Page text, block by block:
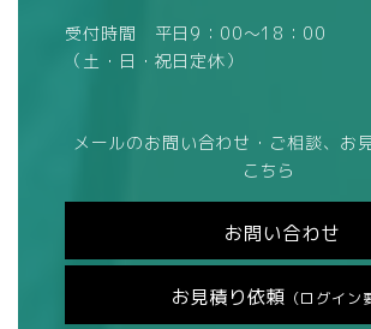
受付時間 平日9：00～18：00
（土・日・祝日定休）
メールのお問い合わせ・ご相談、お
こちら
お問い合わせ
お見積り依頼 （ログイン